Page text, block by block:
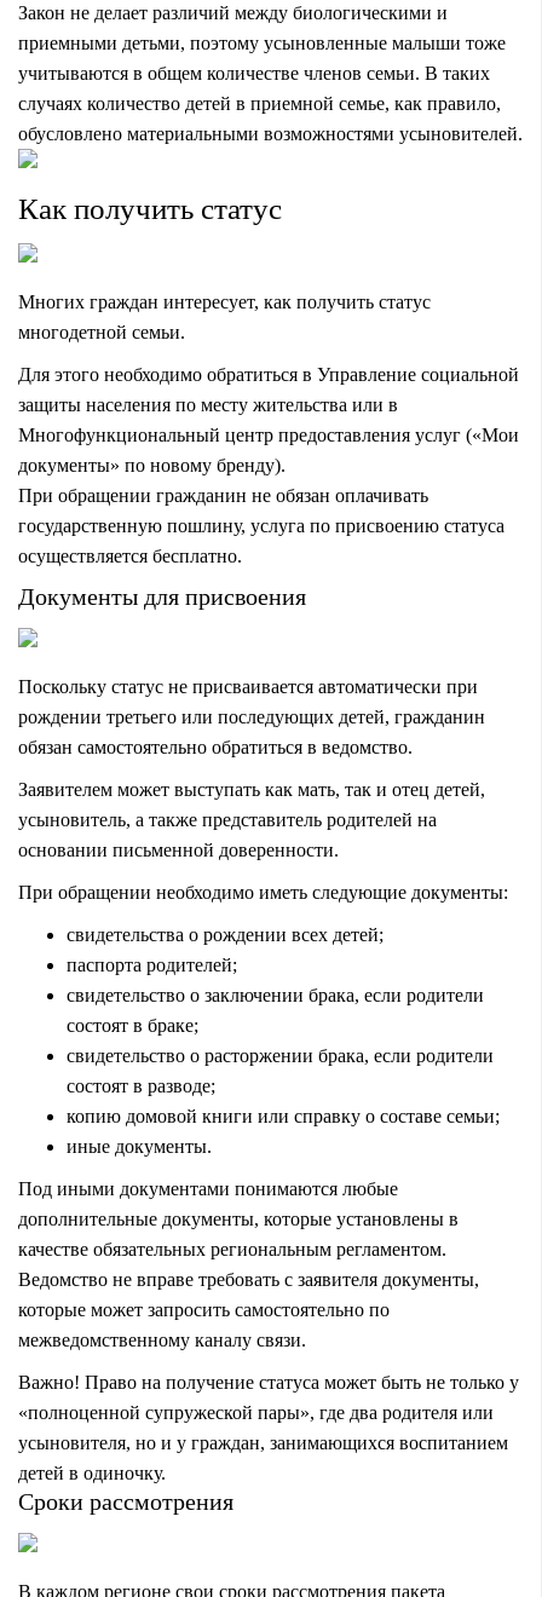
Закон не делает различий между биологическими и
приемными детьми, поэтому усыновленные малыши тоже
учитываются в общем количестве членов семьи. В таких
случаях количество детей в приемной семье, как правило,
обусловлено материальными возможностями усыновителей.
Как получить статус
Многих граждан интересует, как получить статус
многодетной семьи.
Для этого необходимо обратиться в Управление социальной
защиты населения по месту жительства или в
Многофункциональный центр предоставления услуг («Мои
документы» по новому бренду).
При обращении гражданин не обязан оплачивать
государственную пошлину, услуга по присвоению статуса
осуществляется бесплатно.
Документы для присвоения
Поскольку статус не присваивается автоматически при
рождении третьего или последующих детей, гражданин
обязан самостоятельно обратиться в ведомство.
Заявителем может выступать как мать, так и отец детей,
усыновитель, а также представитель родителей на
основании письменной доверенности.
При обращении необходимо иметь следующие документы:
свидетельства о рождении всех детей;
паспорта родителей;
свидетельство о заключении брака, если родители
состоят в браке;
свидетельство о расторжении брака, если родители
состоят в разводе;
копию домовой книги или справку о составе семьи;
иные документы.
Под иными документами понимаются любые
дополнительные документы, которые установлены в
качестве обязательных региональным регламентом.
Ведомство не вправе требовать с заявителя документы,
которые может запросить самостоятельно по
межведомственному каналу связи.
Важно! Право на получение статуса может быть не только у
«полноценной супружеской пары», где два родителя или
усыновителя, но и у граждан, занимающихся воспитанием
детей в одиночку.
Сроки рассмотрения
В каждом регионе свои сроки рассмотрения пакета